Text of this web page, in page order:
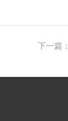
下一篇：